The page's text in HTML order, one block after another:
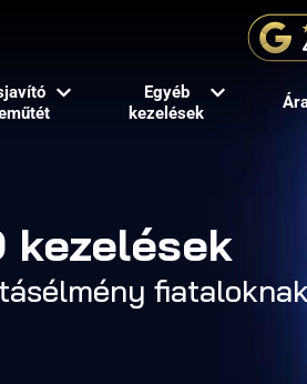
Egyéb
kezelések
kezelések